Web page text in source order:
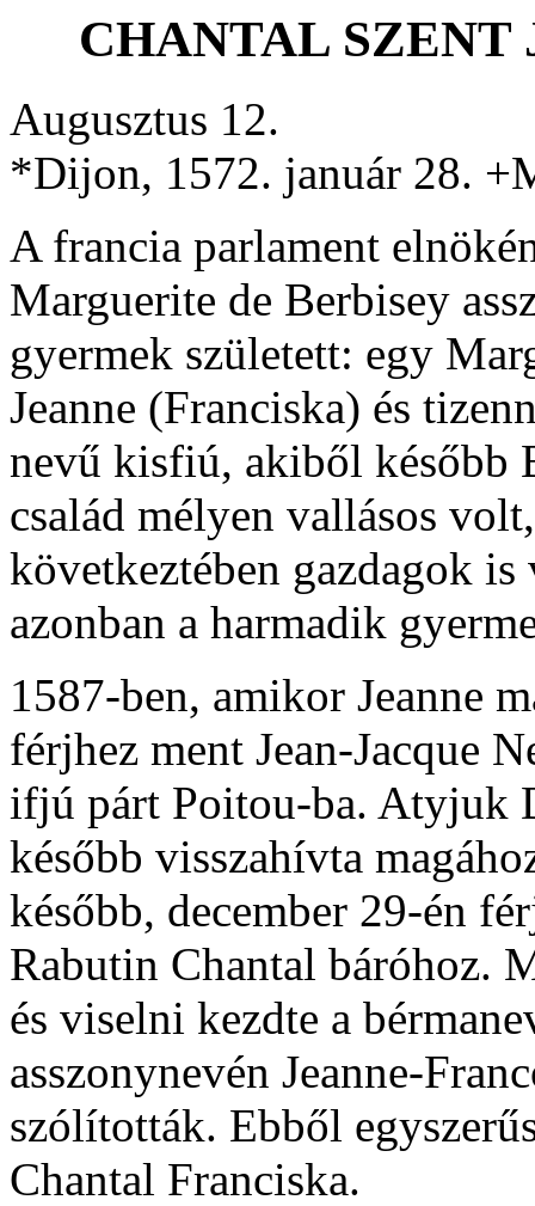
CHANTAL SZENT
Augusztus 12.
*Dijon, 1572. január 28.
A francia parlament
Marguerite de Berbisey
gyermek született: egy
Jeanne (Franciska) és
nevű kisfiú, akiből később
család mélyen vallásos
következtében gazdagok
azonban a harmadik
1587-ben, amikor Jeanne
férjhez ment Jean-Jacque
ifjú párt Poitou-ba. Atyjuk
később visszahívta
később, december 29-én
Rabutin Chantal báróhoz.
és viselni kezdte a
asszonynevén Jeanne-
szólították. Ebből
Chantal Franciska.